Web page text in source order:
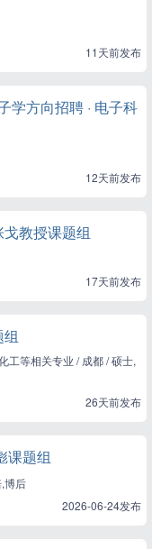
11天前发布
学方向招聘 · 电子科
12天前发布
教授课题组
17天前发布
工等相关专业 / 成都 / 硕士,
26天前发布
课题组
博后
2026-06-24发布